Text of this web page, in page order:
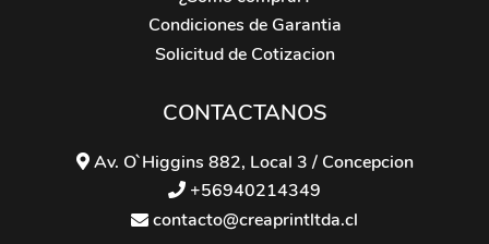
Condiciones de Garantia
Solicitud de Cotizacion
CONTACTANOS
Av. O`Higgins 882, Local 3 / Concepcion
+56940214349
contacto@creaprintltda.cl